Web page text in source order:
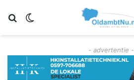
Zoeken
- advertentie -